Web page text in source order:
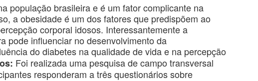
população brasileira e é um fator complicante na
a obesidade é um dos fatores que predispõem ao
corporal idosos. Interessantemente a
pode influenciar no desenvolvimento da
do diabetes na qualidade de vida e na percepção
Foi realizada uma pesquisa de campo transversal
responderam a três questionários sobre